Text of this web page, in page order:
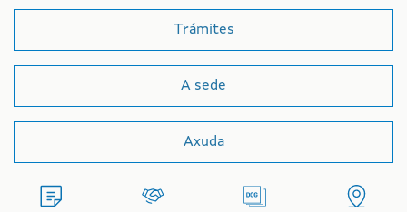
Trámites
A sede
Axuda